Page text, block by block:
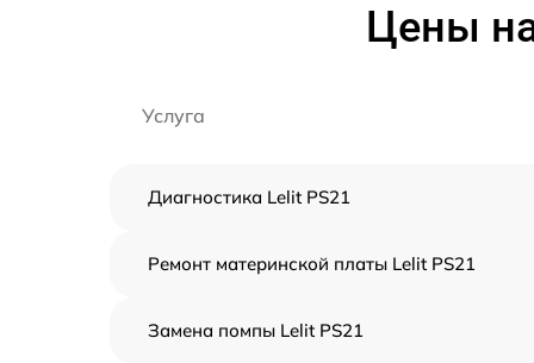
Цены
Услуга
Диагностика Lelit PS21
Ремонт материнской платы Lelit PS21
Замена помпы Lelit PS21